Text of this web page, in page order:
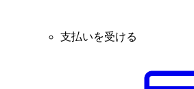
支払いを受ける